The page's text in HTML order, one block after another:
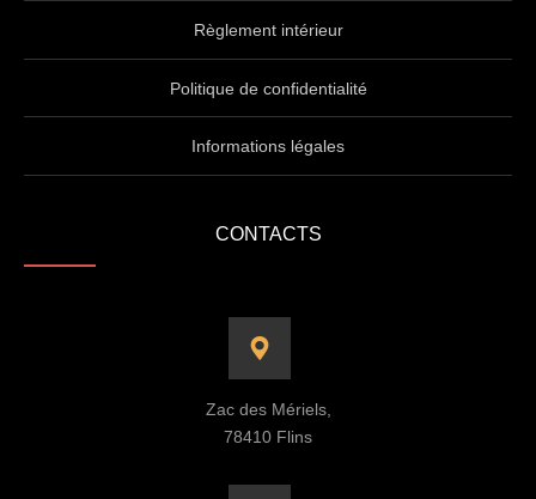
Règlement intérieur
Politique de confidentialité
Informations légales
CONTACTS
Zac des Mériels,
78410 Flins